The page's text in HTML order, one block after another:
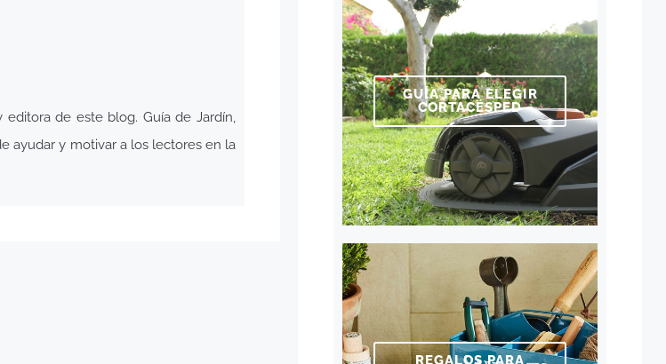
de este blog. Guía de Jardín,
ayudar y motivar a los lectores en la
GUÍA PARA ELEGIR
CORTACÉSPED
REGALOS PARA